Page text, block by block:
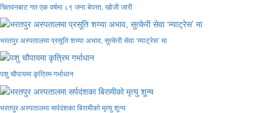
चितवनबाट गत एक वर्षमा ८९ जना बेपत्ता, खोजी जारी
भरतपुर अस्पतालमा प्रसूति शय्या अभाव, सुत्केरी सेवा ‘म्याट्रेस’ मा
पशु चौपायमा कृत्रिम गर्भाधान
भरतपुर अस्पतालमा सर्पदंशका बिरामीको मृत्यु शून्य